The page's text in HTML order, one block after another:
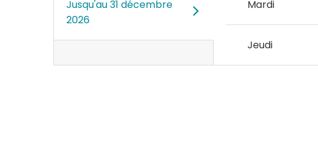
Jusqu'au31 décembre
2026
Mardi
Jeudi